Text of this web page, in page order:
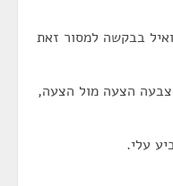
בבקשה למסור זאת
הצעה מול הצעה,
עלי.